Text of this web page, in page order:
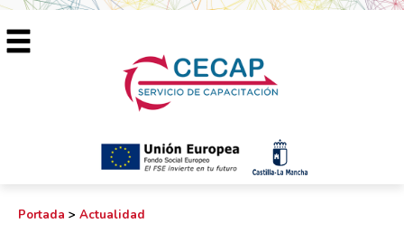
Portada > Actualidad